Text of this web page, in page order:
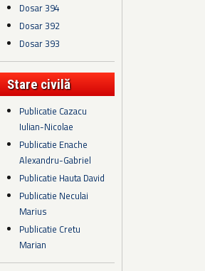
Dosar 394
Dosar 392
Dosar 393
Stare civilă
Publicatie Cazacu
Iulian-Nicolae
Publicatie Enache
Alexandru-Gabriel
Publicatie Hauta David
Publicatie Neculai
Marius
Publicatie Cretu
Marian